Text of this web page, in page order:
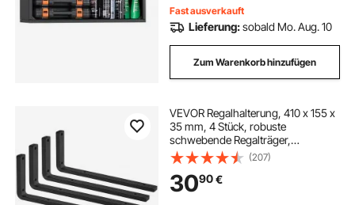
Fast ausverkauft
Lieferung:sobald Mo. Aug. 10
Zum Warenkorb hinzufügen
VEVOR Regalhalterung, 410 x 155 x
35 mm, 4 Stück, robuste
schwebende Regalträger,
Halterungen für Regale, 10 mm
dicke mattschwarze L-
Regalhalterung, Regalhalter aus
Stahl mit 72,6 kg Tragkraft
(207)
3090€